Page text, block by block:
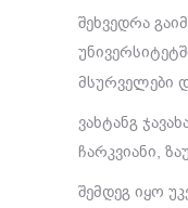
შეხვედრა
მსურველები
ვახტანგ
ჩარკვიანი,
შემდეგ იყო